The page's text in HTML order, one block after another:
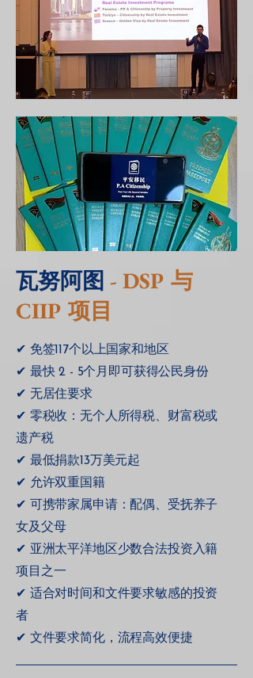
瓦努阿图 - DSP 与
CIIP 项目
✔ 免签117个以上国家和地区
✔ 最快 2 - 5个月即可获得公民身份
✔ 无居住要求
✔ 零税收：无个人所得税、财富税或
遗产税
✔ 最低捐款13万美元起
✔ 允许双重国籍
✔ 可携带家属申请：配偶、受抚养子
女及父母
✔ 亚洲太平洋地区少数合法投资入籍
项目之一
✔ 适合对时间和文件要求敏感的投资
者
✔ 文件要求简化，流程高效便捷